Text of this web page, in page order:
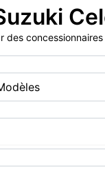
des concessionnaires